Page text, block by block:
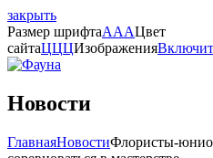
закрыть
Размер шрифтаAAAЦвет
сайтаЦЦЦИзображения
Новости
ГлавнаяНовостиФлористы-